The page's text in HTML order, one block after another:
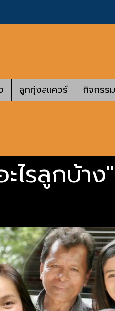
ลูกทุ่งสแควร์ กิจกรรม
ไรลูกบ้าง"